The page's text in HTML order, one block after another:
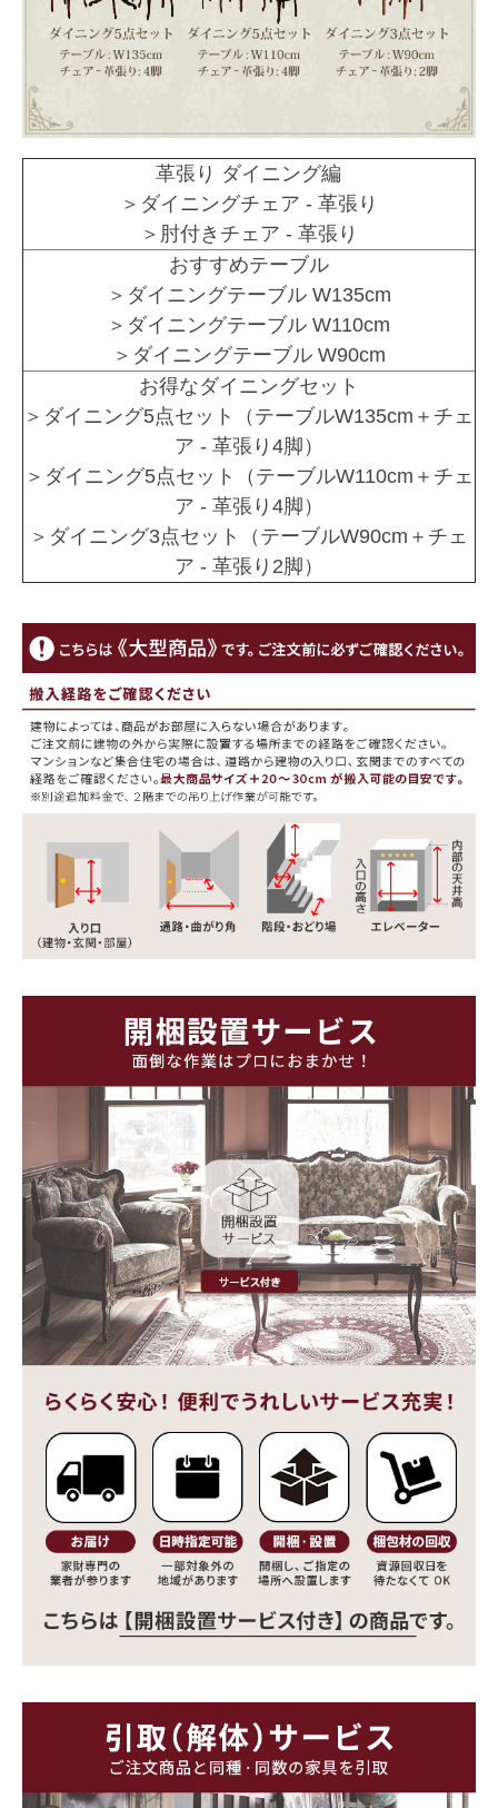
革張り ダイニング編
＞ダイニングチェア - 革張り
＞肘付きチェア - 革張り
おすすめテーブル
＞ダイニングテーブル W135cm
＞ダイニングテーブル W110cm
＞ダイニングテーブル W90cm
お得なダイニングセット
＞ダイニング5点セット（テーブルW135cm＋チェ
ア - 革張り4脚）
＞ダイニング5点セット（テーブルW110cm＋チェ
ア - 革張り4脚）
＞ダイニング3点セット（テーブルW90cm＋チェ
ア - 革張り2脚）